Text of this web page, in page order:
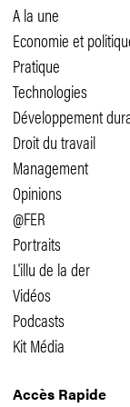
A la une
Economie et
Pratique
Technologies
Développement
Droit du travail
Management
Opinions
@FER
Portraits
L'illu de la der
Vidéos
Podcasts
Kit Média
Accès Rapide